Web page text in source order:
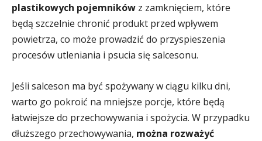
plastikowych pojemników z zamknięciem, które
będą szczelnie chronić produkt przed wpływem
powietrza, co może prowadzić do przyspieszenia
procesów utleniania i psucia się salcesonu.
Jeśli salceson ma być spożywany w ciągu kilku dni,
warto go pokroić na mniejsze porcje, które będą
łatwiejsze do przechowywania i spożycia. W przypadku
dłuższego przechowywania, można rozważyć